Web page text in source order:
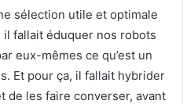
sélection utile et optimale
il fallait éduquer nos robots
eux-mêmes ce qu’est un
Et pour ça, il fallait hybrider
de les faire converser, avant